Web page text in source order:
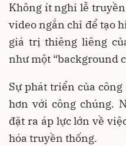
Không ít nghi lễ
video ngắn chỉ để tạo
giá trị thiêng liêng
như một “background
Sự phát triển của
hơn với công chúng.
đặt ra áp lực lớn về
hóa truyền thống.